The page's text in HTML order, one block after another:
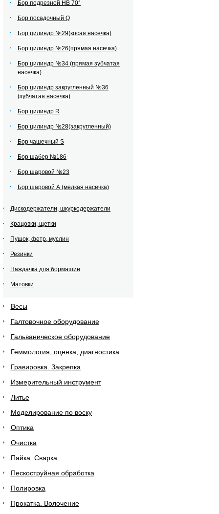
Бор подрезной HВ 70°
Бор посадочный Q
Бор цилиндр №29(косая насечка)
Бор цилиндр №26(прямая насечка)
Бор цилиндр №34 (прямая зубчатая
насечка)
Бор цилиндр закругленный №36
(зубчатая насечка)
Бор цилиндр R
Бор цилиндр №28(закругленный)
Бор чашечный S
Бор шабер №186
Бор шаровой №23
Бор шаровой А (мелкая насечка)
Дискодержатели, шкуркодержатели
Крацовки, щетки
Пушок, фетр, муслин
Резинки
Наждачка для бормашин
Матовки
Весы
Галтовочное оборудование
Гальваническое оборудование
Геммология, оценка, диагностика
Гравировка. Закрепка
Измерительный инструмент
Литье
Моделирование по воску
Оптика
Очистка
Пайка. Сварка
Пескоструйная обработка
Полировка
Прокатка. Волочение